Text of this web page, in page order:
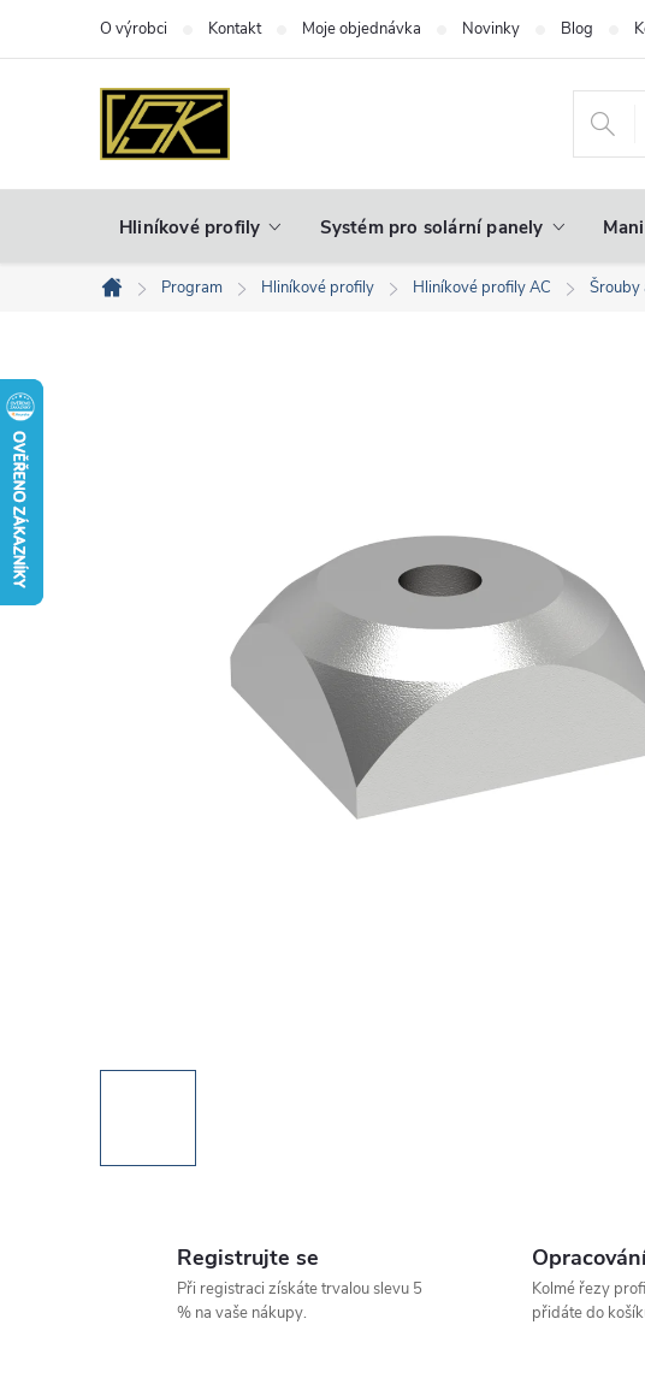
O výrobci Kontakt Moje objednávka Novinky Blog
Hliníkové profily Systém pro solární panely
Domů
Program Hliníkové profily Hliníkové profily AC Šrouby
Registrujte se
Při registraci získáte trvalou slevu 5
% na vaše nákupy.
Kolmé řezy
přidáte do